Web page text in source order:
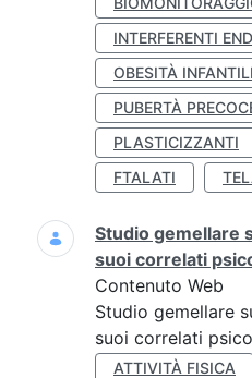
INTERFERENTI
OBESITÀ
PUBERTÀ
PLASTICIZZANTI
FTALATI
Studio gemellare
suoi correlati
Contenuto Web
Studio gemellare
suoi correlati
ATTIVITÀ FISICA